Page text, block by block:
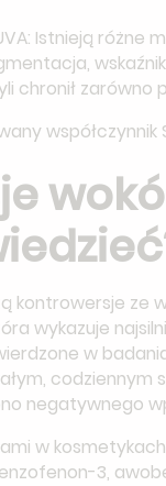
Istnieją
zarówno
kontrowersje ze
wykazuje
w
codziennym
negatywnego
w
3,